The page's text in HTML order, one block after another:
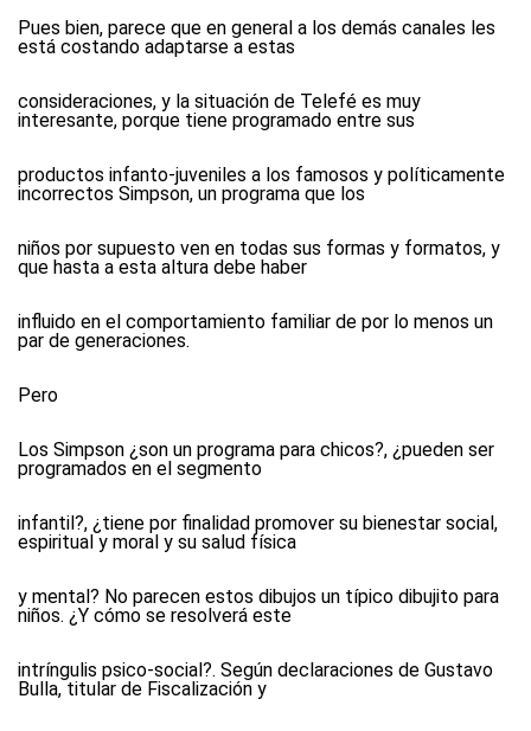
Pues bien, parece que en general a los demás canales les
está costando adaptarse a estas
consideraciones, y la situación de Telefé es muy
interesante, porque tiene programado entre sus
productos infanto-juveniles a los famosos y políticamente
incorrectos Simpson, un programa que los
niños por supuesto ven en todas sus formas y formatos, y
que hasta a esta altura debe haber
influido en el comportamiento familiar de por lo menos un
par de generaciones.
Pero
Los Simpson ¿son un programa para chicos?, ¿pueden ser
programados en el segmento
infantil?, ¿tiene por finalidad promover su bienestar social,
espiritual y moral y su salud física
y mental? No parecen estos dibujos un típico dibujito para
niños. ¿Y cómo se resolverá este
intríngulis psico-social?. Según declaraciones de Gustavo
Bulla, titular de Fiscalización y